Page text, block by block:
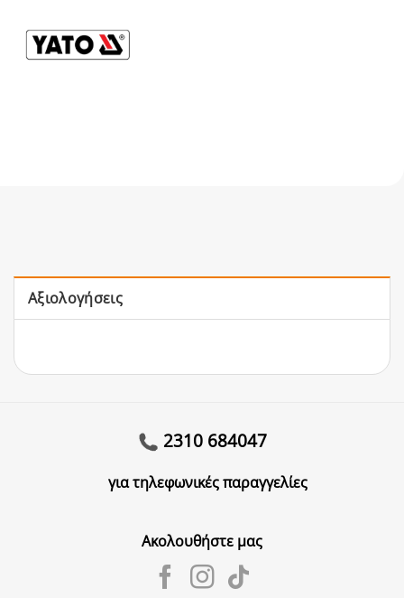
Αξιολογήσεις
2310 684047
για τηλεφωνικές παραγγελίες
Ακολουθήστε μας